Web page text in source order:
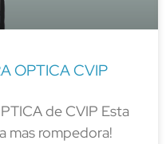
OPTICA CVIP
de CVIP Esta
mas rompedora!